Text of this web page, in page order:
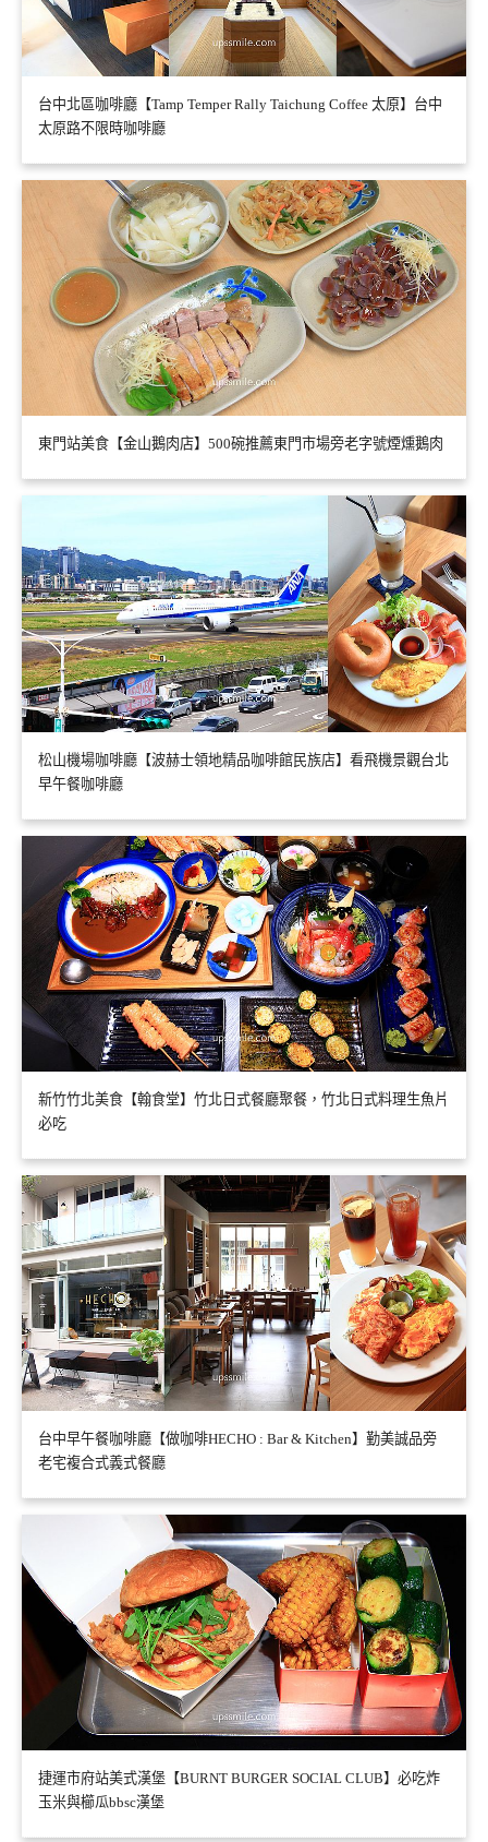
台中北區咖啡廳【Tamp Temper Rally Taichung Coffee 太原】台中
太原路不限時咖啡廳
東門站美食【金山鵝肉店】500碗推薦東門市場旁老字號煙燻鵝肉
松山機場咖啡廳【波赫士領地精品咖啡館民族店】看飛機景觀台北
早午餐咖啡廳
新竹竹北美食【翰食堂】竹北日式餐廳聚餐，竹北日式料理生魚片
必吃
台中早午餐咖啡廳【做咖啡HECHO : Bar & Kitchen】勤美誠品旁
老宅複合式義式餐廳
捷運市府站美式漢堡【BURNT BURGER SOCIAL CLUB】必吃炸
玉米與櫛瓜bbsc漢堡